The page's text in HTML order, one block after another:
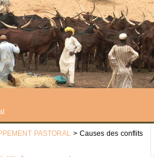
PASTORAL > Causes des conflits